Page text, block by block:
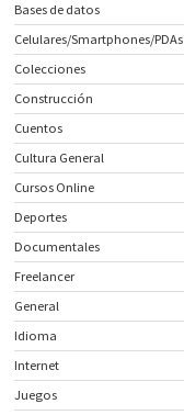
Bases de datos
Celulares/Smartphones/PDAs
Colecciones
Construcción
Cuentos
Cultura General
Cursos Online
Deportes
Documentales
Freelancer
General
Idioma
Internet
Juegos